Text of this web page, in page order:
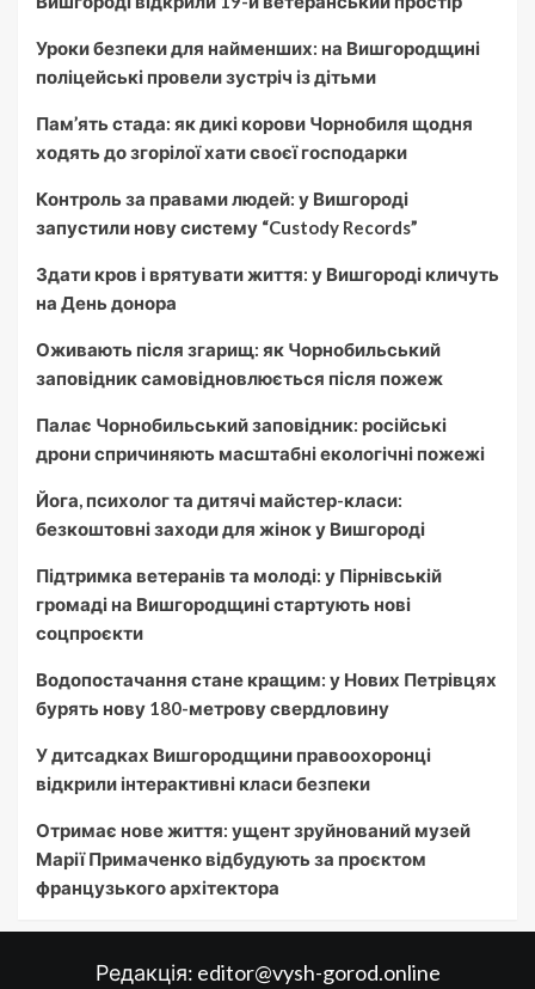
Уроки безпеки для найменших: на Вишгородщині
поліцейські провели зустріч із дітьми
Пам’ять стада: як дикі корови Чорнобиля щодня
ходять до згорілої хати своєї господарки
Контроль за правами людей: у Вишгороді
запустили нову систему “Custody Records”
Здати кров і врятувати життя: у Вишгороді кличуть
на День донора
Оживають після згарищ: як Чорнобильський
заповідник самовідновлюється після пожеж
Палає Чорнобильський заповідник: російські
дрони спричиняють масштабні екологічні пожежі
Йога, психолог та дитячі майстер-класи:
безкоштовні заходи для жінок у Вишгороді
Підтримка ветеранів та молоді: у Пірнівській
громаді на Вишгородщині стартують нові
соцпроєкти
Водопостачання стане кращим: у Нових Петрівцях
бурять нову 180-метрову свердловину
У дитсадках Вишгородщини правоохоронці
відкрили інтерактивні класи безпеки
Отримає нове життя: ущент зруйнований музей
Марії Примаченко відбудують за проєктом
французького архітектора
Редакція: editor@vysh-gorod.online